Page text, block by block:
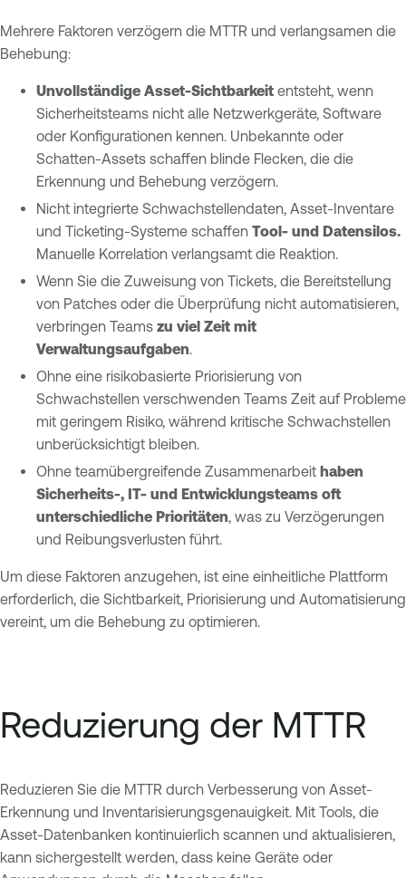
Mehrere Faktoren verzögern die MTTR und verlangsamen die
Behebung:
Unvollständige Asset-Sichtbarkeit entsteht, wenn
Sicherheitsteams nicht alle Netzwerkgeräte, Software
oder Konfigurationen kennen. Unbekannte oder
Schatten-Assets schaffen blinde Flecken, die die
Erkennung und Behebung verzögern.
Nicht integrierte Schwachstellendaten, Asset-Inventare
und Ticketing-Systeme schaffen Tool- und Datensilos.
Manuelle Korrelation verlangsamt die Reaktion.
Wenn Sie die Zuweisung von Tickets, die Bereitstellung
von Patches oder die Überprüfung nicht automatisieren,
verbringen Teams zu viel Zeit mit
Verwaltungsaufgaben.
Ohne eine risikobasierte Priorisierung von
Schwachstellen verschwenden Teams Zeit auf Probleme
mit geringem Risiko, während kritische Schwachstellen
unberücksichtigt bleiben.
Ohne teamübergreifende Zusammenarbeit haben
Sicherheits-, IT- und Entwicklungsteams oft
unterschiedliche Prioritäten, was zu Verzögerungen
und Reibungsverlusten führt.
Um diese Faktoren anzugehen, ist eine einheitliche Plattform
erforderlich, die Sichtbarkeit, Priorisierung und Automatisierung
vereint, um die Behebung zu optimieren.
Reduzierung der MTTR
Reduzieren Sie die MTTR durch Verbesserung von Asset-
Erkennung und Inventarisierungsgenauigkeit. Mit Tools, die
Asset-Datenbanken kontinuierlich scannen und aktualisieren,
kann sichergestellt werden, dass keine Geräte oder